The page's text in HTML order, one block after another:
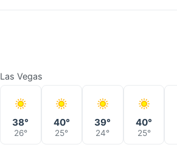
Las Vegas
38°
26°
40°
25°
39°
24°
40°
25°